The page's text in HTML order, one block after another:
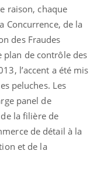
raison, chaque
Concurrence, de la
des Fraudes
plan de contrôle des
l’accent a été mis
peluches. Les
panel de
la filière de
de détail à la
et de la